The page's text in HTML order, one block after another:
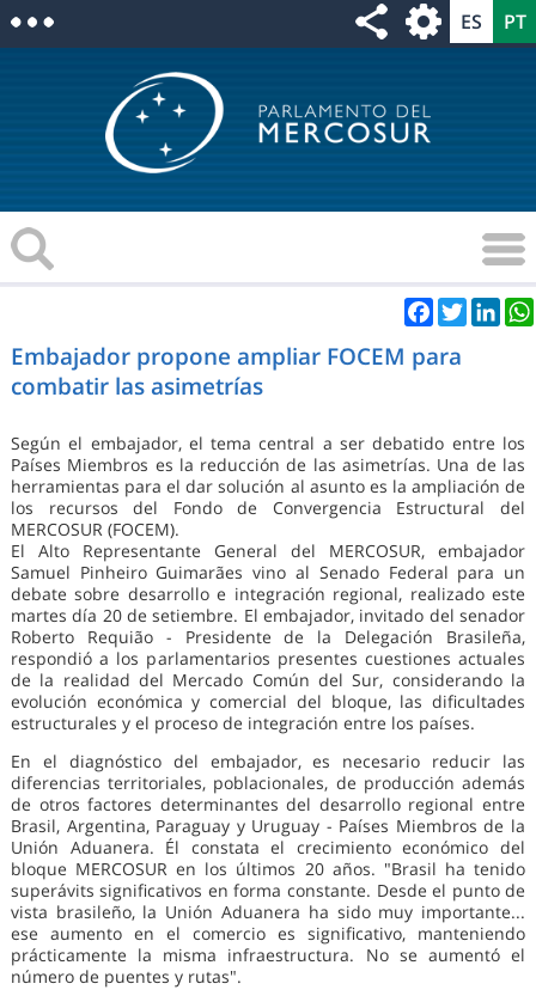
Facebook
Twitter
Embajador propone ampliar FOCEM para
combatir las asimetrías
Según el embajador, el tema central a ser debatido entre los
Países Miembros es la reducción de las asimetrías. Una de las
herramientas para el dar solución al asunto es la ampliación de
los recursos del Fondo de Convergencia Estructural del
MERCOSUR (FOCEM).
El Alto Representante General del MERCOSUR, embajador
Samuel Pinheiro Guimarães vino al Senado Federal para un
debate sobre desarrollo e integración regional, realizado este
martes día 20 de setiembre. El embajador, invitado del senador
Roberto Requião - Presidente de la Delegación Brasileña,
respondió a los parlamentarios presentes cuestiones actuales
de la realidad del Mercado Común del Sur, considerando la
evolución económica y comercial del bloque, las dificultades
estructurales y el proceso de integración entre los países.
En el diagnóstico del embajador, es necesario reducir las
diferencias territoriales, poblacionales, de producción además
de otros factores determinantes del desarrollo regional entre
Brasil, Argentina, Paraguay y Uruguay - Países Miembros de la
Unión Aduanera. Él constata el crecimiento económico del
bloque MERCOSUR en los últimos 20 años. "Brasil ha tenido
superávits significativos en forma constante. Desde el punto de
vista brasileño, la Unión Aduanera ha sido muy importante...
ese aumento en el comercio es significativo, manteniendo
prácticamente la misma infraestructura. No se aumentó el
número de puentes y rutas".